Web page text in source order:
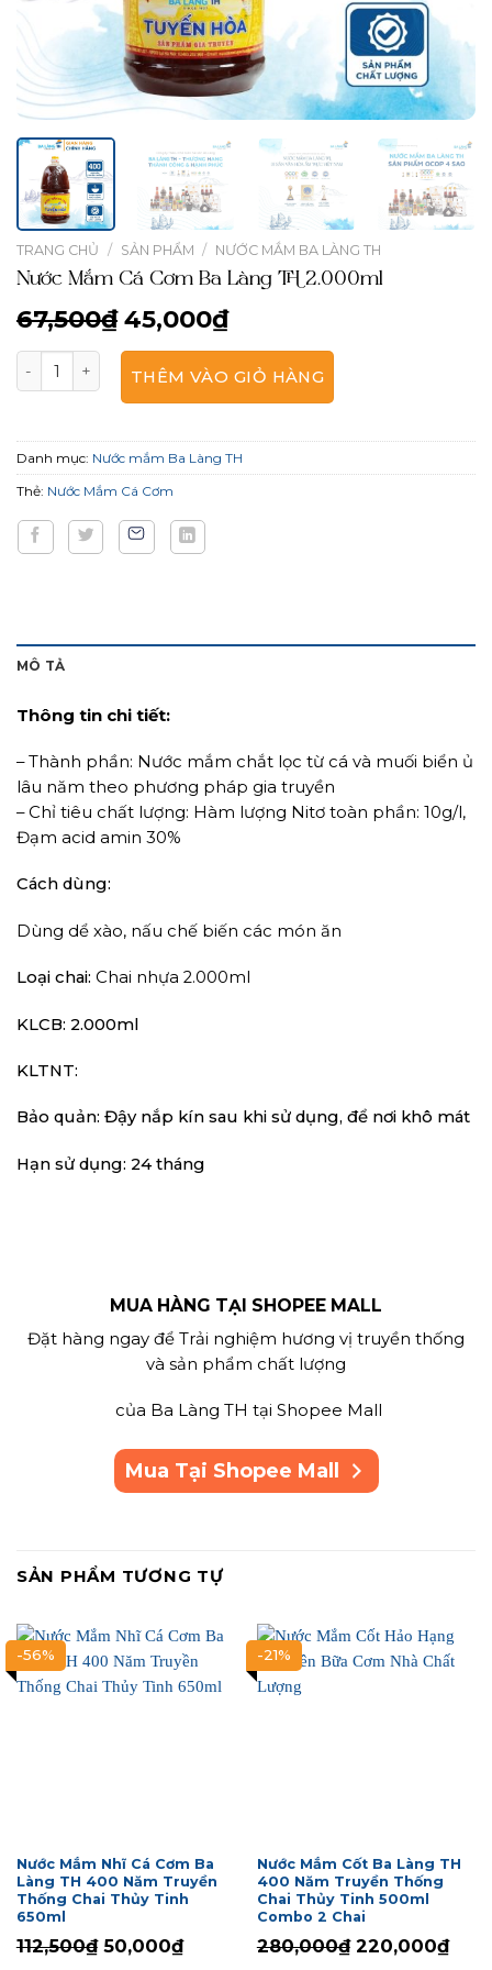
TRANG CHỦ / SẢN PHẨM / NƯỚC MẮM BA LÀNG TH
Nước Mắm Cá Cơm Ba Làng TH 2.000ml
67,500₫ Giá
gốc
là:
67,500₫.
45,000₫Giá
tại
là:
Nước Mắm Cá Cơm Ba Làng TH 2.000ml số lượng
THÊM VÀO GIỎ HÀNG
Danh mục: Nước mắm Ba Làng TH
Thẻ: Nước Mắm Cá Cơm
MÔ TẢ
Thông tin chi tiết:
– Thành phần: Nước mắm chắt lọc từ cá và muối biển ủ
lâu năm theo phương pháp gia truyền
– Chỉ tiêu chất lượng: Hàm lượng Nitơ toàn phần: 10g/l,
Đạm acid amin 30%
Cách dùng:
Dùng dể xào, nấu chế biến các món ăn
Loại chai: Chai nhựa 2.000ml
KLCB: 2.000ml
KLTNT:
Bảo quản: Đậy nắp kín sau khi sử dụng, để nơi khô mát
Hạn sử dụng: 24 tháng
MUA HÀNG TẠI SHOPEE MALL
Đặt hàng ngay để Trải nghiệm hương vị truyền thống
và sản phẩm chất lượng
của Ba Làng TH tại Shopee Mall
Mua Tại Shopee Mall
SẢN PHẨM TƯƠNG TỰ
-56%
Nước Mắm Nhĩ Cá Cơm Ba
Làng TH 400 Năm Truyền
Thống Chai Thủy Tinh
650ml
112,500₫ Giá
gốc
50,000₫Giá
hiện
-21%
Nước Mắm Cốt Ba Làng TH
400 Năm Truyền Thống
Chai Thủy Tinh 500ml
Combo 2 Chai
280,000₫ Giá
220,000₫Giá
hiện